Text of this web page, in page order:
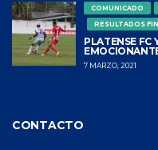
COMUNICADO
RESULTADOS
PLATENSE FC
7 MARZO, 2021
CONTACTO